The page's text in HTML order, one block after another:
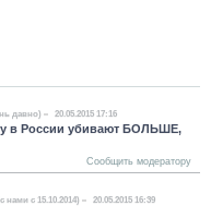
давно) 20.05.2015 17:16
в России убивают БОЛЬШЕ,
Сообщить модератору
нами с 15.10.2014) 20.05.2015 16:39